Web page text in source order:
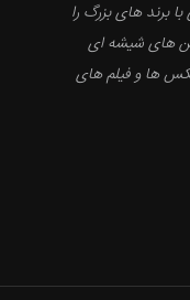
برند های بزرگ را
های شیشه ای
ها و فیلم های